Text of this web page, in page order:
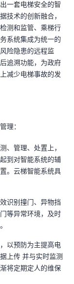
一套电梯安全的智
术的创新融合，
测和监管、乘梯行
系统集成为统一的
险隐患的远程监
追溯功能，为政府
减少电梯事故的发
理：
、管理、处置上，
到对智能系统的辅
。云梯智能系统具
识别撞门、异物挡
等异常环境，及时
以预防为主提高电
上传 并与实时监测
将定期定人的维保